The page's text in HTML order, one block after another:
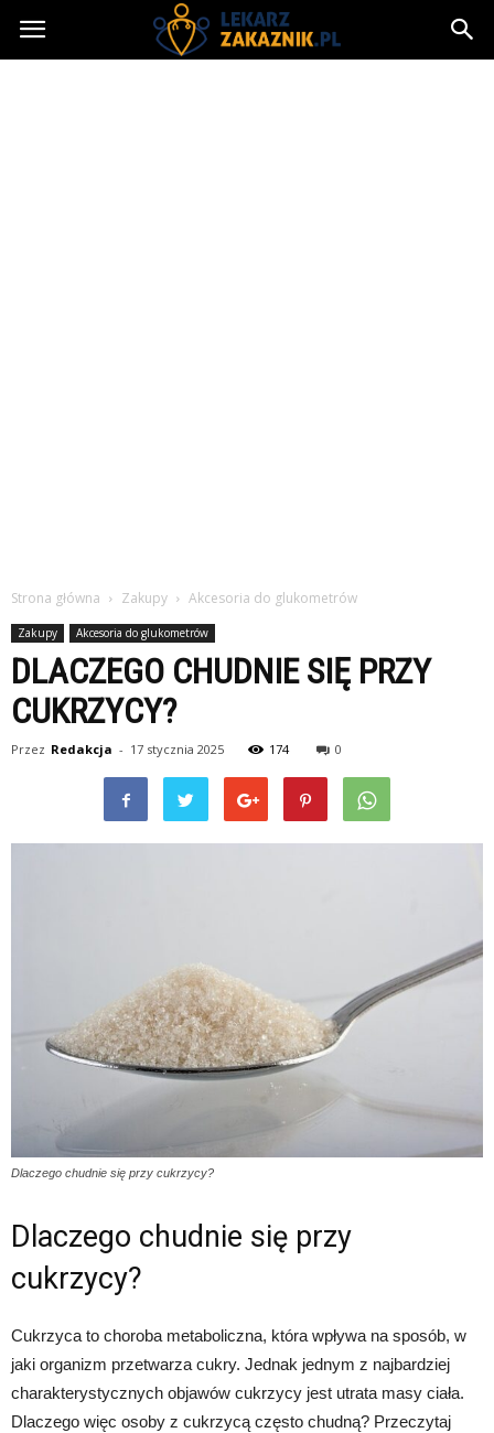
Lekarzzakaznik.pl
Strona główna Zakupy Akcesoria do glukometrów
Zakupy Akcesoria do glukometrów
DLACZEGO CHUDNIE SIĘ PRZY
CUKRZYCY?
Przez Redakcja - 17 stycznia 2025 174 0
Dlaczego chudnie się przy cukrzycy?
Dlaczego chudnie się przy
cukrzycy?
Cukrzyca to choroba metaboliczna, która wpływa na sposób, w
jaki organizm przetwarza cukry. Jednak jednym z najbardziej
charakterystycznych objawów cukrzycy jest utrata masy ciała.
Dlaczego więc osoby z cukrzycą często chudną? Przeczytaj